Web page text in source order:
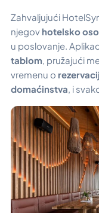
Zahvaljujući
njegov hotelsko
u poslovanje.
tablom , pružajući
vremenu o
domaćinstva , i